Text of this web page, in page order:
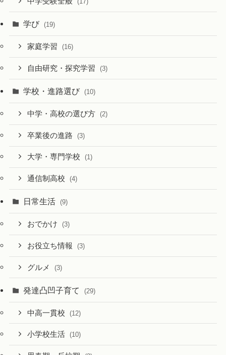
学び (19)
家庭学習 (16)
自由研究・探究学習 (3)
学校・進路選び (10)
中学・高校の選び方 (2)
卒業後の進路 (3)
大学・専門学校 (1)
通信制高校 (4)
日常生活 (9)
おでかけ (3)
お役立ち情報 (3)
グルメ (3)
発達凸凹子育て (29)
中高一貫校 (12)
小学校生活 (10)